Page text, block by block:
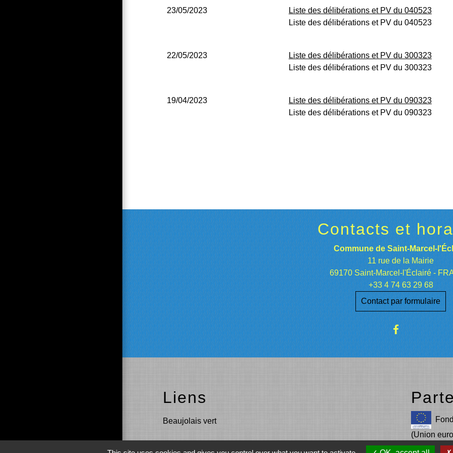
23/05/2023
Liste des délibérations et PV du 040523
Liste des délibérations et PV du 040523
22/05/2023
Liste des délibérations et PV du 300323
Liste des délibérations et PV du 300323
19/04/2023
Liste des délibérations et PV du 090323
Liste des délibérations et PV du 090323
Contacts et
Commune de Saint-Marcel-
11 rue de la Mairie
69170 Saint-Marcel-l'Éclairé -
+33 4 74 63 29 68
Contact par formulaire
Liens
Beaujolais vert
(Union